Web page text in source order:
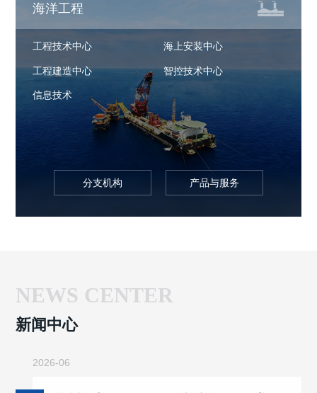
海洋工程
工程技术中心 海上安装中心
工程建造中心 智控技术中心
信息技术
分支机构 产品与服务
NEWS CENTER
新闻中心
2026-06